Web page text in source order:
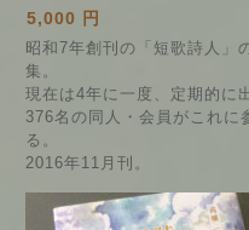
5,000 円
昭和7年創刊の「短歌詩人」
集。
現在は4年に一度、定期的に
376名の同人・会員がこれに
る。
2016年11月刊。